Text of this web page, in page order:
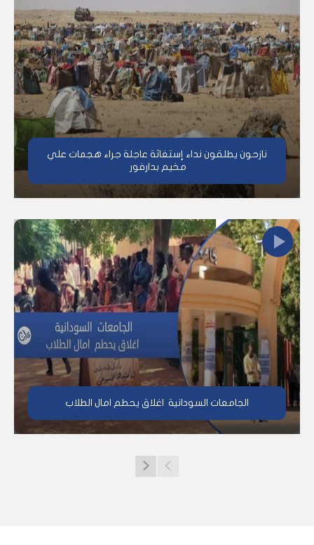
نازحون يطلقون نداء إستغاثة عاجلة جراء هجمات علي
مخيم بدارفور
الجامعات السودانية اغلاق يحطم امال الطلاب